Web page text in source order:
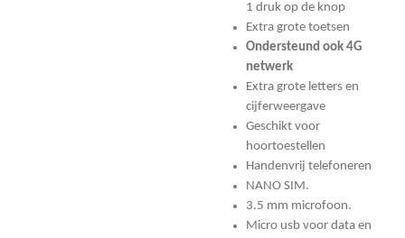
1 druk op de knop
Extra grote toetsen
Ondersteund ook 4G
netwerk
Extra grote letters en
cijferweergave
Geschikt voor
hoortoestellen
Handenvrij telefoneren
NANO SIM.
3.5 mm microfoon.
Micro usb voor data en